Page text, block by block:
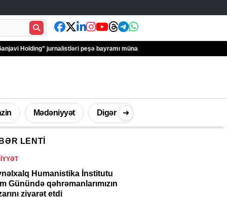
jurnalistləri peşə bayramı münasibətilə təbrik edib – FOTOLAR
Mədəniyyət Digər ➜
LENTI
Humanistika İnstitutu
Günündə qəhrəmanlarımızın
ziyarət etdi